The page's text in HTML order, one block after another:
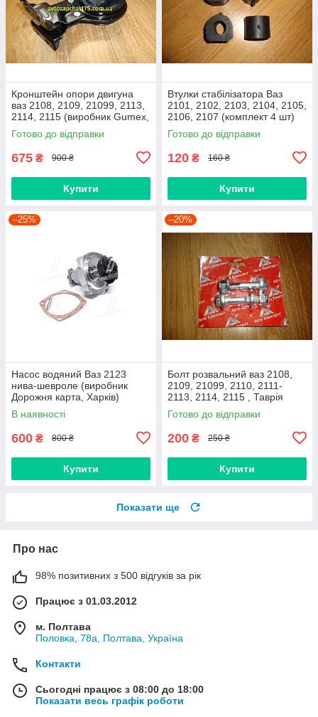
Кронштейн опори двигуна
ваз 2108, 2109, 21099, 2113,
2114, 2115 (виробник Gumex,
Польща)
Готово до відправки
675 ₴ 900 ₴
Купити
Втулки стабілізатора Ваз
2101, 2102, 2103, 2104, 2105,
2106, 2107 (комплект 4 шт)
виробник Gumex, Польща
Готово до відправки
120 ₴ 160 ₴
Купити
–25%
Насос водяний Ваз 2123
нива-шевроле (виробник
Дорожня карта, Харків)
В наявності
600 ₴ 800 ₴
Купити
–20%
Болт розвальний ваз 2108,
2109, 21099, 2110, 2111-
2113, 2114, 2115 , Таврія
М12х60, стойки передньої
(Авто Комплект)
Готово до відправки
200 ₴ 250 ₴
Купити
Показати ще
Про нас
98% позитивних з 500 відгуків за рік
Працює з 01.03.2012
м. Полтава
Половка, 78а, Полтава, Україна
Контакти
Сьогодні працює з 08:00 до 18:00
Показати весь графік роботи